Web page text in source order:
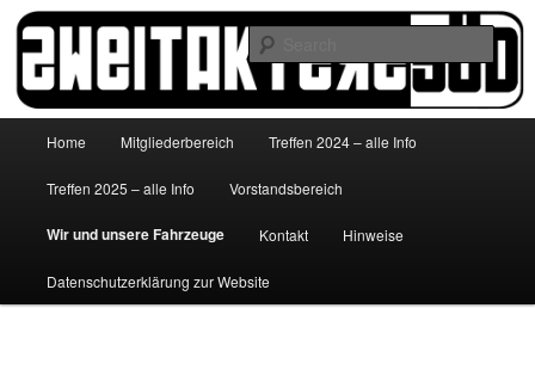
Skip
primary
contenthttp://www.zweitakterzsued.de
Home Mitgliederbereich Treffen 2024 – alle Info
Treffen 2025 – alle Info Vorstandsbereich
Wir und unsere Fahrzeuge Kontakt Hinweise
Datenschutzerklärung zur Website